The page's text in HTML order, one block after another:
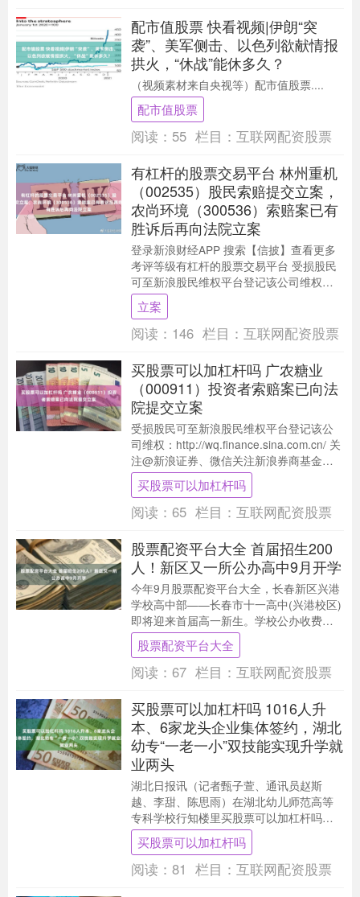
配市值股票 快看视频|伊朗“突
袭”、美军侧击、以色列欲献情报
拱火，“休战”能休多久？
（视频素材来自央视等）配市值股票....
配市值股票
阅读： 55 栏目： 互联网配资股票
有杠杆的股票交易平台 林州重机
（002535）股民索赔提交立案，
农尚环境（300536）索赔案已有
胜诉后再向法院立案
登录新浪财经APP 搜索【信披】查看更多
考评等级有杠杆的股票交易平台 受损股民
可至新浪股民维权平台登记该公司维权：
http://wq.finance.sina.....
立案
阅读： 146 栏目： 互联网配资股票
买股票可以加杠杆吗 广农糖业
（000911）投资者索赔案已向法
院提交立案
受损股民可至新浪股民维权平台登记该公
司维权：http://wq.finance.sina.com.cn/ 关
注@新浪证券、微信关注新浪券商基金、
百度搜索新浪股民....
买股票可以加杠杆吗
阅读： 65 栏目： 互联网配资股票
股票配资平台大全 首届招生200
人！新区又一所公办高中9月开学
今年9月股票配资平台大全，长春新区兴港
学校高中部——长春市十一高中(兴港校区)
即将迎来首届高一新生。学校公办收费、
住宿条件完善，填补长春新区临空经济示
范区优质公....
股票配资平台大全
阅读： 67 栏目： 互联网配资股票
买股票可以加杠杆吗 1016人升
本、6家龙头企业集体签约，湖北
幼专“一老一小”双技能实现升学就
业两头
湖北日报讯（记者甄子萱、通讯员赵斯
越、李甜、陈思雨）在湖北幼儿师范高等
专科学校行知楼里买股票可以加杠杆吗，
有两间特别的实训室。一墙之隔，一边摆
放着仿真婴儿和智能....
买股票可以加杠杆吗
阅读： 81 栏目： 互联网配资股票